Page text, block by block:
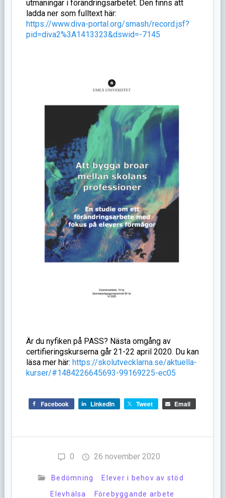
utmaningar i förändringsarbetet. Den finns att
ladda ner som fulltext här:
https://www.diva-portal.org/smash/record.jsf?
pid=diva2%3A1413323&dswid=-7145
Är du nyfiken på PASS? Nästa omgång av
certifieringskurserna går 21-22 april 2020. Du kan
läsa mer här: https://skolutvecklarna.se/aktuella-
kurser/#1484226645693-99169225-ec05
Facebook LinkedIn Tweet Email
0 26 november 2020
Bedömning
Elever i behov av stöd
Elevhälsa
Förebyggande arbete